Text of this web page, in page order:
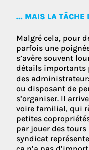
… MAIS LA TÂCHE
Malgré cela, pour
parfois une
s’avère souvent
détails importants
des
ou disposant de
s’organiser. Il
voire familial, qui
petites
par jouer des
syndicat